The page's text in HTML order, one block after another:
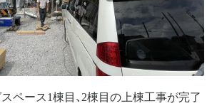
ペース1棟目、2棟目の上棟工事が完了